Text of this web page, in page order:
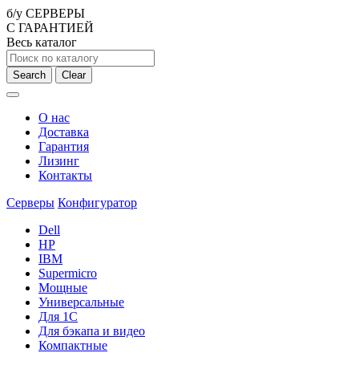
б/у СЕРВЕРЫ
С ГАРАНТИЕЙ
Весь каталог
Search Clear
О нас
Доставка
Гарантия
Лизинг
Контакты
Серверы Конфигуратор
Dell
HP
IBM
Supermicro
Мощные
Универсальные
Для 1С
Для бэкапа и видео
Компактные